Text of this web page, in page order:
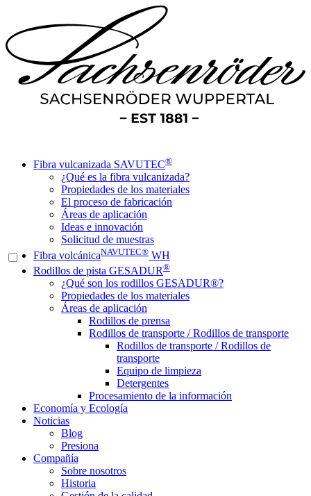
Fibra vulcanizada SAVUTEC®
¿Qué es la fibra vulcanizada?
Propiedades de los materiales
El proceso de fabricación
Áreas de aplicación
Ideas e innovación
Solicitud de muestras
Fibra volcánicaNAVUTEC® WH
Rodillos de pista GESADUR®
¿Qué son los rodillos GESADUR®?
Propiedades de los materiales
Áreas de aplicación
Rodillos de prensa
Rodillos de transporte / Rodillos de transporte
Rodillos de transporte / Rodillos de
transporte
Equipo de limpieza
Detergentes
Procesamiento de la información
Economía y Ecología
Noticias
Blog
Presiona
Compañía
Sobre nosotros
Historia